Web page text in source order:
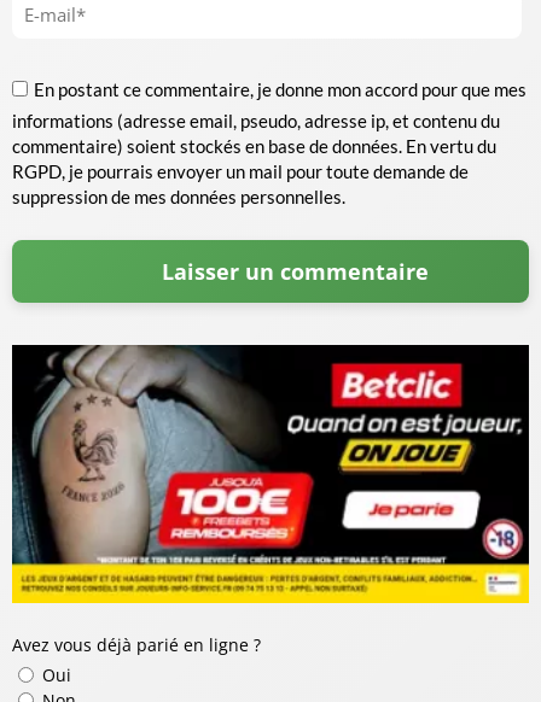
En postant ce commentaire, je donne mon accord pour que mes
informations (adresse email, pseudo, adresse ip, et contenu du
commentaire) soient stockés en base de données. En vertu du
RGPD, je pourrais envoyer un mail pour toute demande de
suppression de mes données personnelles.
Avez vous déjà parié en ligne ?
Oui